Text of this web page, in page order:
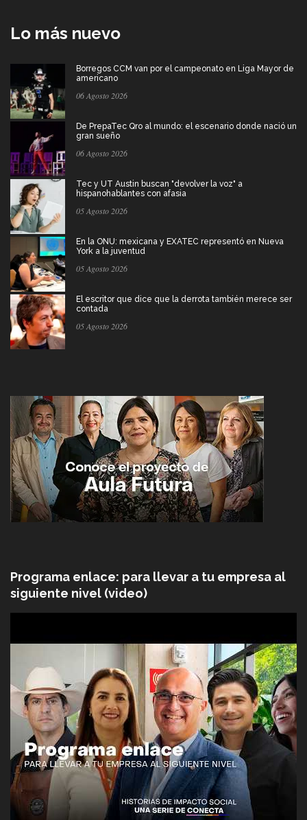
Lo más nuevo
Borregos CCM van por el campeonato en Liga Mayor de
americano
06 Agosto 2026
De PrepaTec Qro al mundo: el escenario donde nació un
gran sueño
06 Agosto 2026
Tec y UT Austin buscan "devolver la voz" a
hispanohablantes con afasia
05 Agosto 2026
En la ONU: mexicana y EXATEC representó en Nueva
York a la juventud
05 Agosto 2026
El escritor que dice que la derrota también merece ser
contada
05 Agosto 2026
Programa enlace: para llevar a tu empresa al
siguiente nivel (video)